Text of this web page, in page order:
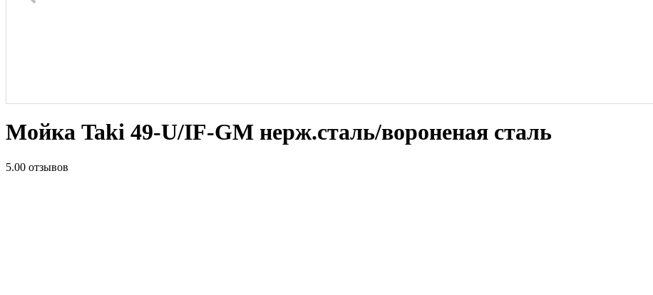
Мойка Taki 49-U/IF-GM нерж.сталь/вороненая сталь
5.00 отзывов